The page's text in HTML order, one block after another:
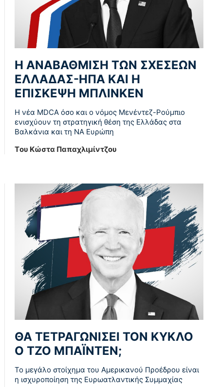
Η ΑΝΑΒΑΘΜΙΣΗ ΤΩΝ ΣΧΕΣΕΩΝ
ΕΛΛΑΔΑΣ-ΗΠΑ ΚΑΙ Η
ΕΠΙΣΚΕΨΗ ΜΠΛΙΝΚΕΝ
Η νέα MDCA όσο και ο νόμος Μενέντεζ-Ρούμπιο
ενισχύουν τη στρατηγική θέση της Ελλάδας στα
Βαλκάνια και τη ΝΑ Ευρώπη
Tου Κώστα Παπαχλιμίντζου
ΘΑ ΤΕΤΡΑΓΩΝΙΣΕΙ ΤΟΝ ΚΥΚΛΟ
Ο ΤΖΟ ΜΠΑΪΝΤΕΝ;
Το μεγάλο στοίχημα του Αμερικανού Προέδρου είναι
η ισχυροποίηση της Ευρωατλαντικής Συμμαχίας